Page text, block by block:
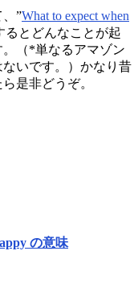
”What to expect when
るとどんなことが起
（*単なるアマゾン
いです。）かなり昔
是非どうぞ。
の意味